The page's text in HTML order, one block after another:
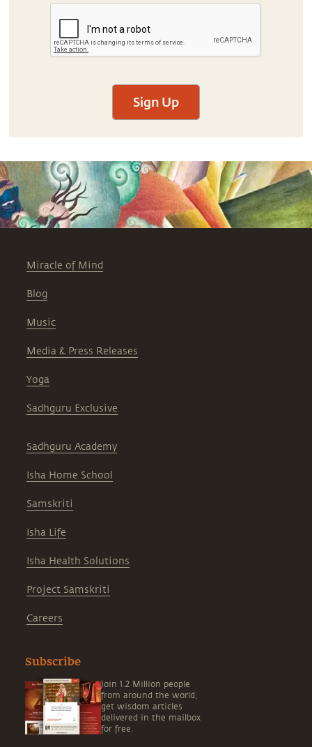
Sign Up
Miracle of Mind
Blog
Music
Media & Press Releases
Yoga
Sadhguru Exclusive
Sadhguru Academy
Isha Home School
Samskriti
Isha Life
Isha Health Solutions
Project Samskriti
Careers
Subscribe
Join 1.2 Million people
from around the world,
get wisdom articles
delivered in the mailbox
for free.